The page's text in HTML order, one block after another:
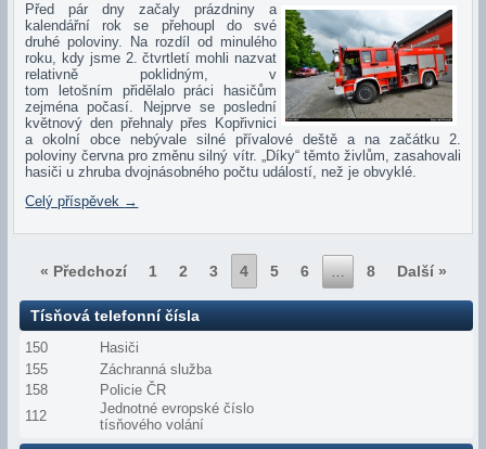
Před pár dny začaly prázdniny a
kalendářní rok se přehoupl do své
druhé poloviny. Na rozdíl od minulého
roku, kdy jsme 2. čtvrtletí mohli nazvat
relativně poklidným, v
tom letošním přidělalo práci hasičům
zejména počasí. Nejprve se poslední
květnový den přehnaly přes Kopřivnici
a okolní obce nebývale silné přívalové deště a na začátku 2.
poloviny června pro změnu silný vítr. „Díky“ těmto živlům, zasahovali
hasiči u zhruba dvojnásobného počtu událostí, než je obvyklé.
Celý příspěvek →
« Předchozí 1 2 3 4 5 6 … 8 Další »
Tísňová telefonní čísla
150
Hasiči
155
Záchranná služba
158
Policie ČR
112
Jednotné evropské číslo
tísňového volání